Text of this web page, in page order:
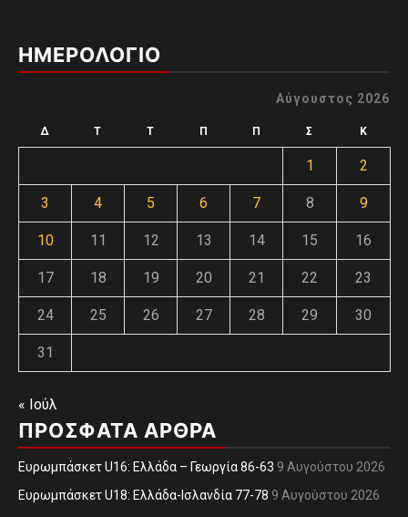
ΗΜΕΡΟΛΟΓΙΟ
Αύγουστος 2026
Δ Τ Τ Π Π Σ Κ
1 2
3 4 5 6 7 8 9
10 11 12 13 14 15 16
17 18 19 20 21 22 23
24 25 26 27 28 29 30
31
« Ιούλ
ΠΡΌΣΦΑΤΑ ΆΡΘΡΑ
Ευρωμπάσκετ U16: Ελλάδα – Γεωργία 86-63 9 Αυγούστου 2026
Ευρωμπάσκετ U18: Ελλάδα-Ισλανδία 77-78 9 Αυγούστου 2026